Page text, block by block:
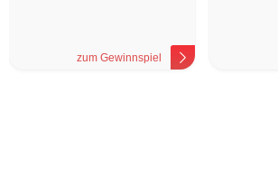
zum Gewinnspiel